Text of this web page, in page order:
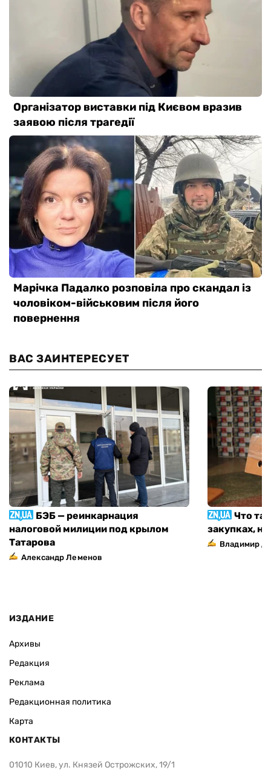
ВАС ЗАИНТЕРЕСУЕТ
БЭБ — реинкарнация
налоговой милиции под крылом
Татарова
Александр Леменов
Что
закупках,
Владимир
ИЗДАНИЕ
Архивы
Редакция
Реклама
Редакционная политика
Карта
КОНТАКТЫ
01010 Киев, ул. Князей Острожских, 19/1